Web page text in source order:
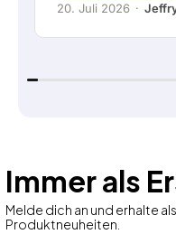
20. Juli 2026 ·
Immer als
Melde dich an und erhalte
Produktneuheiten.